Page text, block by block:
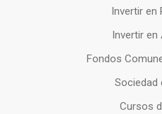
Invertir en
Invertir en
Fondos
Sociedad
Cursos